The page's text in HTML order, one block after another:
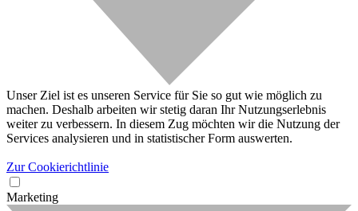
Unser Ziel ist es unseren Service für Sie so gut wie möglich zu
machen. Deshalb arbeiten wir stetig daran Ihr Nutzungserlebnis
weiter zu verbessern. In diesem Zug möchten wir die Nutzung der
Services analysieren und in statistischer Form auswerten.
Zur Cookierichtlinie
Marketing